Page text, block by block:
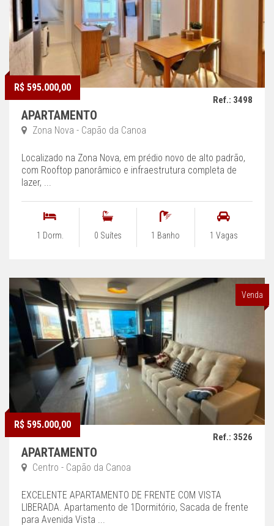
R$ 595.000,00
Ref.: 3498
APARTAMENTO
Zona Nova - Capão da Canoa
Localizado na Zona Nova, em prédio novo de alto padrão,
com Rooftop panorâmico e infraestrutura completa de
lazer, ...
1 Dorm. 0 Suítes 1 Banho 1 Vagas
Venda
R$ 595.000,00
Ref.: 3526
APARTAMENTO
Centro - Capão da Canoa
EXCELENTE APARTAMENTO DE FRENTE COM VISTA
LIBERADA. Apartamento de 1Dormitório, Sacada de frente
para Avenida Vista ...